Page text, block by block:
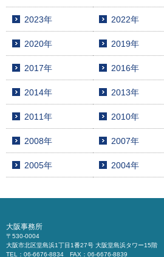
2023年 2022年
2020年 2019年
2017年 2016年
2014年 2013年
2011年 2010年
2008年 2007年
2005年 2004年
大阪事務所
〒530-0004
大阪市北区堂島浜1丁目1番27号 大阪堂島浜タワー15階
TEL：06-6676-8834 FAX：06-6676-8839